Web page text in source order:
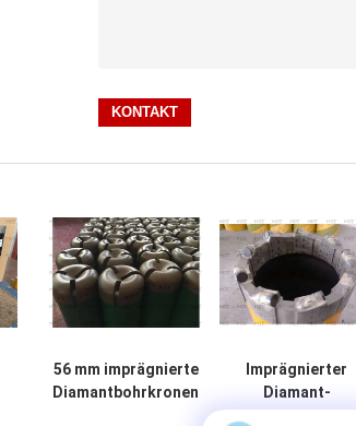
56 mm imprägnierte
Diamantbohrkronen
Imprägnierter
Diamant-
Kernbohrersatz